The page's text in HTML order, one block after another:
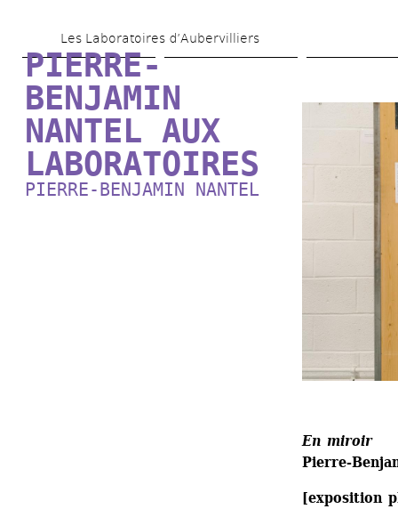
au
contenu
principal
Les Laboratoires d’Aubervilliers
PIERRE-
BENJAMIN
NANTEL AUX
LABORATOIRES
PIERRE-BENJAMIN NANTEL
En miroir
Pierre-
[exposition